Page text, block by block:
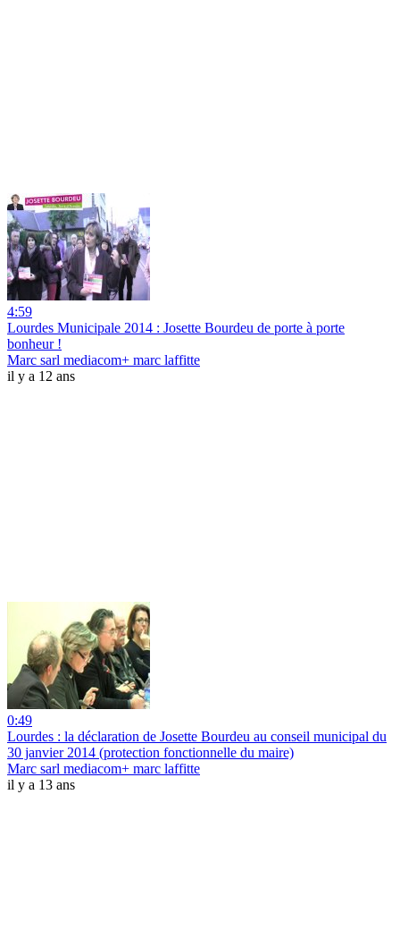
4:59
Lourdes Municipale 2014 : Josette Bourdeu de porte à porte
bonheur !
Marc sarl mediacom+ marc laffitte
il y a 12 ans
0:49
Lourdes : la déclaration de Josette Bourdeu au conseil municipal du
30 janvier 2014 (protection fonctionnelle du maire)
Marc sarl mediacom+ marc laffitte
il y a 13 ans